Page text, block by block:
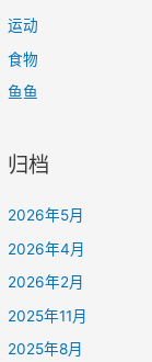
运动
食物
鱼鱼
归档
2026年5月
2026年4月
2026年2月
2025年11月
2025年8月